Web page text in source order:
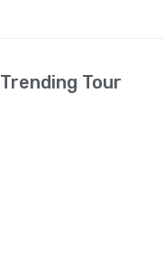
Trending Tour